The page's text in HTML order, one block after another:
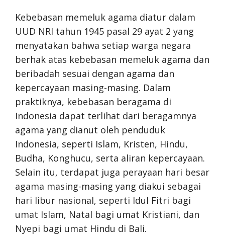
Kebebasan memeluk agama diatur dalam
UUD NRI tahun 1945 pasal 29 ayat 2 yang
menyatakan bahwa setiap warga negara
berhak atas kebebasan memeluk agama dan
beribadah sesuai dengan agama dan
kepercayaan masing-masing. Dalam
praktiknya, kebebasan beragama di
Indonesia dapat terlihat dari beragamnya
agama yang dianut oleh penduduk
Indonesia, seperti Islam, Kristen, Hindu,
Budha, Konghucu, serta aliran kepercayaan.
Selain itu, terdapat juga perayaan hari besar
agama masing-masing yang diakui sebagai
hari libur nasional, seperti Idul Fitri bagi
umat Islam, Natal bagi umat Kristiani, dan
Nyepi bagi umat Hindu di Bali.